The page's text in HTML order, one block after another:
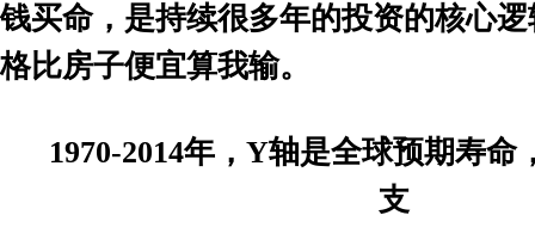
钱买命，是持续很多年的投资的核心
格比房子便宜算我输。
1970-2014年， Y轴是全球预期寿命
支